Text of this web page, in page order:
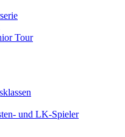
Tour
und LK-Spieler